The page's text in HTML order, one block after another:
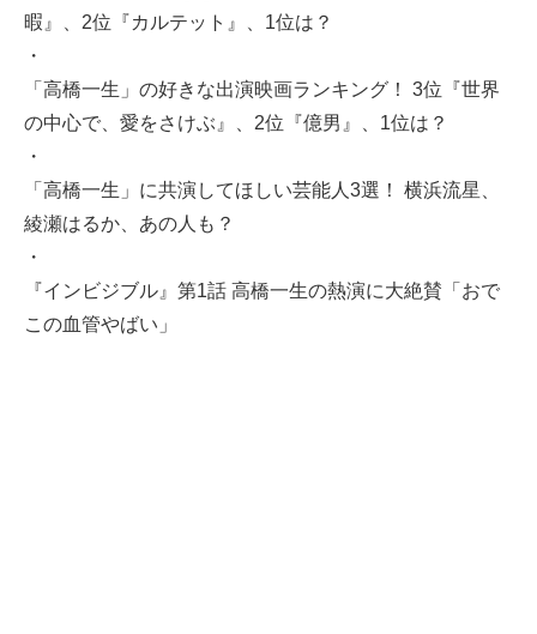
暇』、2位『カルテット』、1位は？
・
「高橋一生」の好きな出演映画ランキング！ 3位『世界
の中心で、愛をさけぶ』、2位『億男』、1位は？
・
「高橋一生」に共演してほしい芸能人3選！ 横浜流星、
綾瀬はるか、あの人も？
・
『インビジブル』第1話 高橋一生の熱演に大絶賛「おで
この血管やばい」